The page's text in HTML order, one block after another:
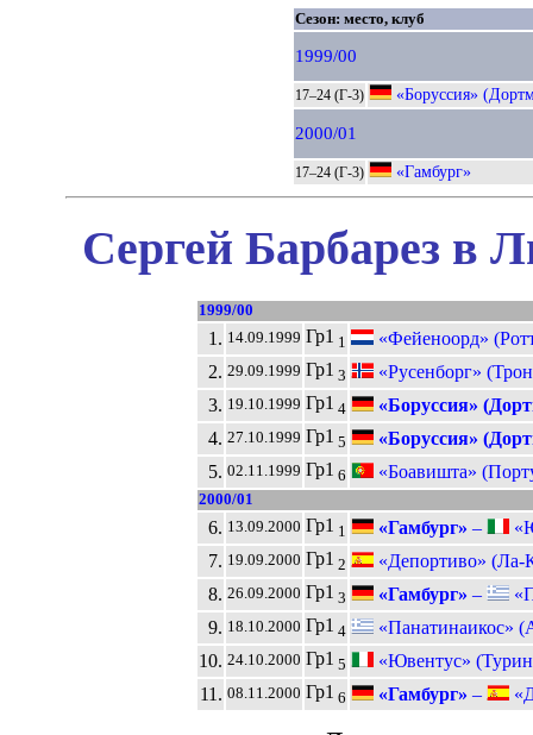
Сезон: место, клуб
1999/00
17–24 (Г-3) «Боруссия»
2000/01
17–24 (Г-3) «Гамбург»
Сергей Барбарез в
1999/00
1. 14.09.1999 Гр1 1
«Фейеноорд»
2. 29.09.1999 Гр1 3
«Русенборг»
3. 19.10.1999 Гр1 4
«Боруссия»
4. 27.10.1999 Гр1 5
«Боруссия»
5. 02.11.1999 Гр1 6 «Боавишта»
2000/01
6. 13.09.2000 Гр1 1 «Гамбург» –
7. 19.09.2000 Гр1 2
«Депортиво» (Ла-
8. 26.09.2000 Гр1 3 «Гамбург» –
9. 18.10.2000 Гр1 4
«Панатинаикос»
10. 24.10.2000 Гр1 5
«Ювентус»
11. 08.11.2000 Гр1 6 «Гамбург» –